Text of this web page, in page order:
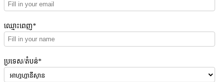
ឈ្មោះពេញ*
ប្រទេស/តំបន់*